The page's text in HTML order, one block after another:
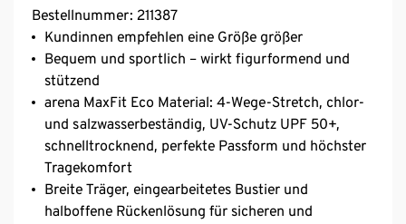
Bestellnummer: 211387
Kundinnen empfehlen eine Größe größer
Bequem und sportlich – wirkt figurformend und
stützend
arena MaxFit Eco Material: 4-Wege-Stretch, chlor-
und salzwasserbeständig, UV-Schutz UPF 50+,
schnelltrocknend, perfekte Passform und höchster
Tragekomfort
Breite Träger, eingearbeitetes Bustier und
halboffene Rückenlösung für sicheren und